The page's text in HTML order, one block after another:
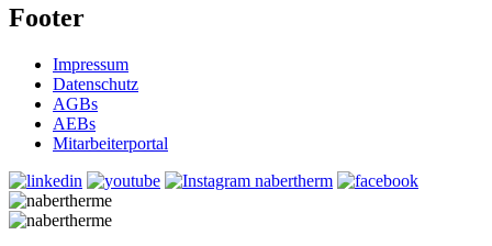
Footer
Impressum
Datenschutz
AGBs
AEBs
Mitarbeiterportal